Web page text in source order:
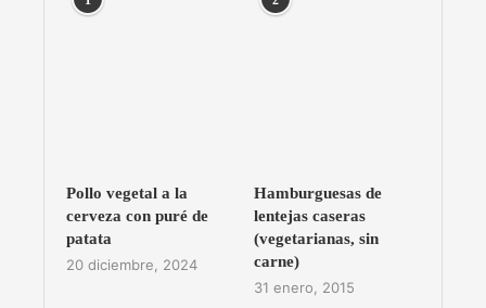
Pollo vegetal a la
cerveza con puré de
patata
20 diciembre, 2024
Hamburguesas de
lentejas caseras
(vegetarianas, sin
carne)
31 enero, 2015